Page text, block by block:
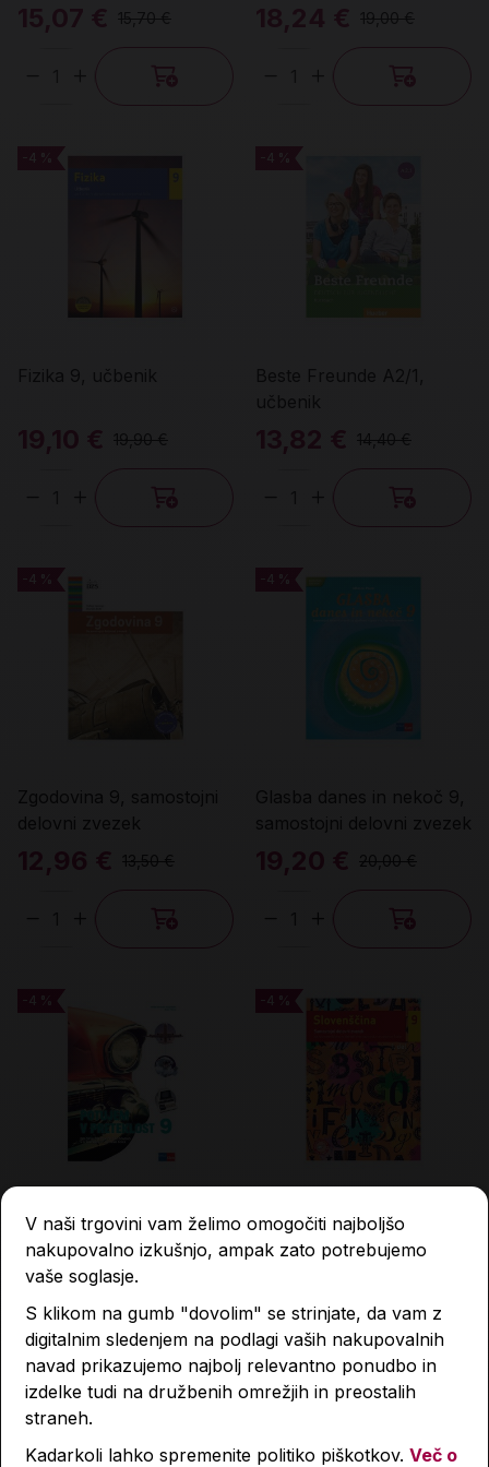
15,70 € 19,00 €
-4 %
Fizika 9, učbenik
-4 %
19,10 € 19,90 €
-4 %
Beste Freunde A2/1,
učbenik
-4 %
13,82 € 14,40 €
-4 %
Zgodovina 9, samostojni
delovni zvezek
-4 %
12,96 € 13,50 €
-4 %
Glasba danes in nekoč 9,
samostojni delovni zvezek
-4 %
19,20 € 20,00 €
-4 %
Potujem v preteklost 9,
delovni zvezek
-4 %
17,76 € 18,50 €
Količina
Slovenščina 9, samostojni
delovni zvezek, 1. del
Količina
-4 %
-4 %
V naši trgovini vam želimo omogočiti najboljšo
nakupovalno izkušnjo, ampak zato potrebujemo
vaše soglasje.
S klikom na gumb "dovolim" se strinjate, da vam z
digitalnim sledenjem na podlagi vaših nakupovalnih
navad prikazujemo najbolj relevantno ponudbo in
izdelke tudi na družbenih omrežjih in preostalih
straneh.
Kadarkoli lahko spremenite politiko piškotkov. Več o